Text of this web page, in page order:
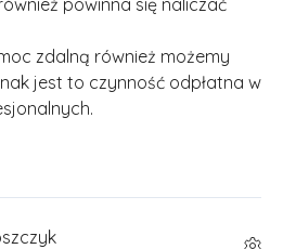
powinna się naliczać
zdalną również możemy
jest to czynność odpłatna w